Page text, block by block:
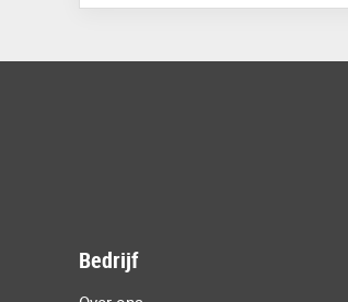
Bedrijf